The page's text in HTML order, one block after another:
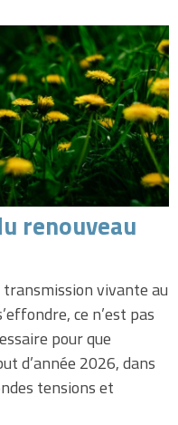
renouveau
vivante au
ce n’est pas
pour que
d’année 2026, dans
tensions et